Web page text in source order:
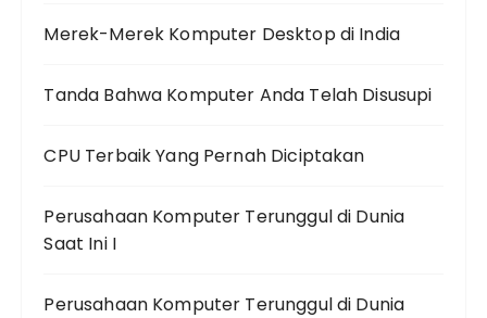
Merek-Merek Komputer Desktop di India
Tanda Bahwa Komputer Anda Telah Disusupi
CPU Terbaik Yang Pernah Diciptakan
Perusahaan Komputer Terunggul di Dunia
Saat Ini I
Perusahaan Komputer Terunggul di Dunia